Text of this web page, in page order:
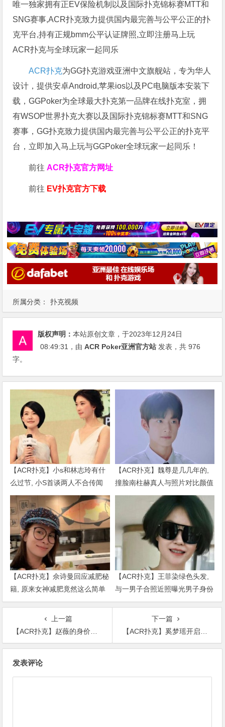
所属分类： 扑克视频
唯一独家拥有正EV保险机制以及国际扑克锦标赛MTT和
SNG赛事,ACR扑克致力提供国内最完善与公平公正的扑
克平台,持有正规bmm公平认证牌照,立即注册马上玩
ACR扑克与全球玩家一起同乐
ACR扑克为GG扑克游戏亚洲中文旗舰站，专为华人
设计，提供安卓Android,苹果ios以及PC电脑版本安装下
载，GGPoker为全球最大扑克第一品牌在线扑克室，拥
有WSOP世界扑克大赛以及国际扑克锦标赛MTT和SNG
赛事，GG扑克致力提供国内最完善与公平公正的扑克平
台，立即加入马上玩与GGPoker全球玩家一起同乐！
前往ACR扑克官方网址
前往 EV扑克官方下载
版权声明：本站原创文章，于2023年12月24日
08:49:31 ，由ACR Poker亚洲官方站 发表，共 976
字。
【ACR扑克】小s和林志玲有什
么过节, 小S首谈两人不合传闻
说了什么
【ACR扑克】魏尊是几几年的,
撞脸南柱赫真人与照片对比颜值
被质疑
【ACR扑克】佘诗曼回应减肥秘
籍, 原来女神减肥竟然这么简单
【ACR扑克】王菲染绿色头发,
与一男子合照近照曝光男子身份
被扒出
上一篇
【ACR扑克】赵薇的身价多少，曾有报道称她买了400万欧元的酒庄
下一篇
【ACR扑克】奚梦瑶开启复工模式，产后身材恢复如初细腰长腿再现超模范儿
发表评论